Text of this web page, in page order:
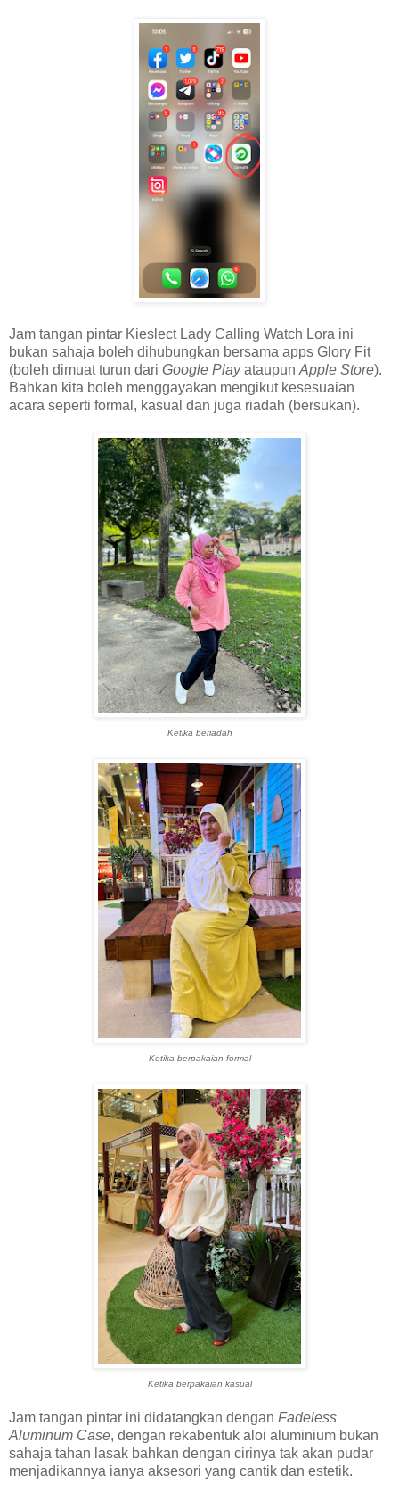
Jam tangan pintar Kieslect Lady Calling Watch Lora ini
bukan sahaja boleh dihubungkan bersama apps Glory Fit
(boleh dimuat turun dari Google PlayataupunApple Store).
Bahkan kita boleh menggayakan mengikut kesesuaian
acara seperti formal, kasual dan juga riadah (bersukan).
Ketika beriadah
Ketika berpakaian formal
Ketika berpakaian kasual
Jam tangan pintar ini didatangkan dengan Fadeless
Aluminum Case, dengan rekabentuk aloi aluminium bukan
sahaja tahan lasak bahkan dengan cirinya tak akan pudar
menjadikannya ianya aksesori yang cantik dan estetik.